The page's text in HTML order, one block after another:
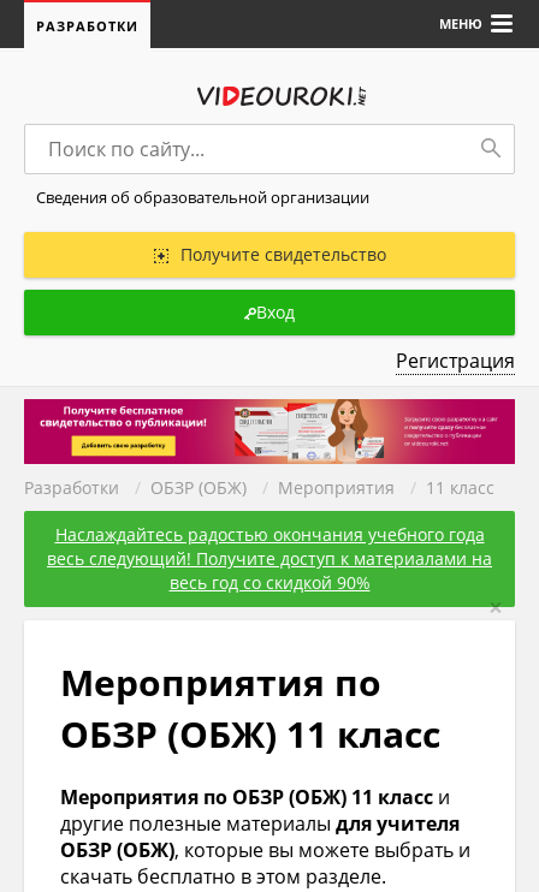
МЕНЮ
РАЗРАБОТКИ
Сведения об образовательной организации
Получите свидетельство
Вход
Регистрация
Разработки / ОБЗР (ОБЖ) / Мероприятия / 11 класс
Наслаждайтесь радостью окончания учебного года
весь следующий! Получите доступ к материалами на
весь год со скидкой 90%
×
Мероприятия по
ОБЗР (ОБЖ) 11 класс
Мероприятия по ОБЗР (ОБЖ) 11 класс и
другие полезные материалы для учителя
ОБЗР (ОБЖ), которые вы можете выбрать и
скачать бесплатно в этом разделе.